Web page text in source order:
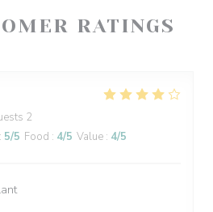
RATINGS
2
: 5/5 Food : 4/5 Value : 4/5